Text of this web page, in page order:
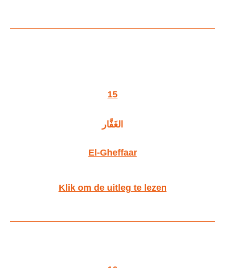
15
الغَفَّار
El-Gheffaar
Klik om de uitleg te lezen